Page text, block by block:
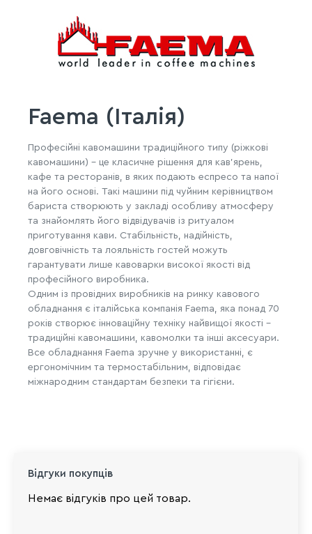
Faema (Італія)
Професійні кавомашини традиційного типу (ріжкові
кавомашини) – це класичне рішення для кав'ярень,
кафе та ресторанів, в яких подають еспресо та напої
на його основі. Такі машини під чуйним керівництвом
бариста створюють у закладі особливу атмосферу
та знайомлять його відвідувачів із ритуалом
приготування кави. Стабільність, надійність,
довговічність та лояльність гостей можуть
гарантувати лише кавоварки високої якості від
професійного виробника.
Одним із провідних виробників на ринку кавового
обладнання є італійська компанія Faema, яка понад 70
років створює інноваційну техніку найвищої якості –
традиційні кавомашини, кавомолки та інші аксесуари.
Все обладнання Faema зручне у використанні, є
ергономічним та термостабільним, відповідає
міжнародним стандартам безпеки та гігієни.
Відгуки покупців
Немає відгуків про цей товар.